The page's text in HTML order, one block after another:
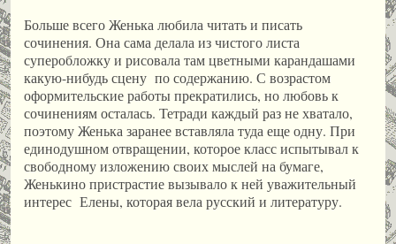
Больше всего Женька любила читать и писать
сочинения. Она сама делала из чистого листа
суперобложку и рисовала там цветными карандашами
какую-нибудь сцену по содержанию. С возрастом
оформительские работы прекратились, но любовь к
сочинениям осталась. Тетради каждый раз не хватало,
поэтому Женька заранее вставляла туда еще одну. При
единодушном отвращении, которое класс испытывал к
свободному изложению своих мыслей на бумаге,
Женькино пристрастие вызывало к ней уважительный
интерес Елены, которая вела русский и литературу.